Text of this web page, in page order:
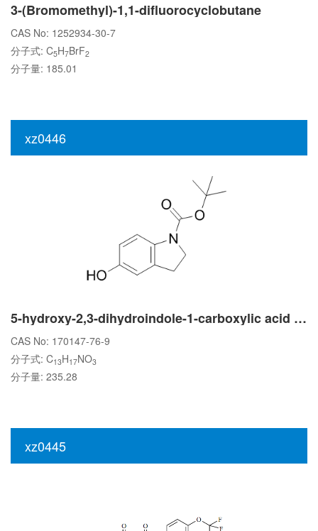
3-(Bromomethyl)-1,1-difluorocyclobutane
CAS No: 1252934-30-7
分子式: C5H7BrF2
分子量: 185.01
xz0446
5-hydroxy-2,3-dihydroindole-1-carboxylic acid tert-butyl ester
CAS No: 170147-76-9
分子式: C13H17NO3
分子量: 235.28
xz0445